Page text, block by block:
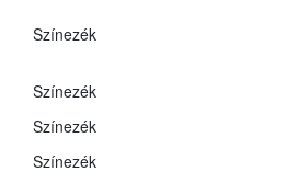
Színezék
Színezék
Színezék
Színezék